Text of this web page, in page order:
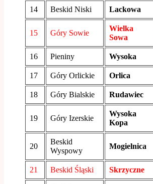
14 Beskid Niski Lackowa
15 Góry Sowie
Wielka
Sowa
16 Pieniny Wysoka
17 Góry Orlickie Orlica
18 Góry Bialskie Rudawiec
19 Góry Izerskie
Wysoka
Kopa
20
Beskid
Wyspowy
Mogielnica
21 Beskid Śląski Skrzyczne